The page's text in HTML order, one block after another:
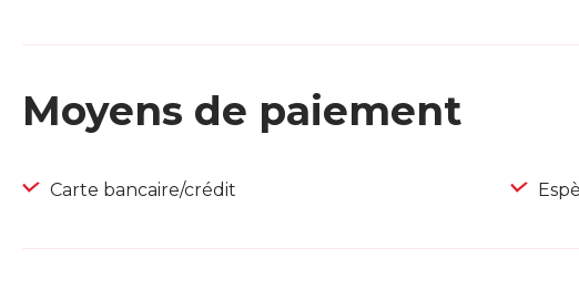
Moyens de paiement
Carte bancaire/crédit